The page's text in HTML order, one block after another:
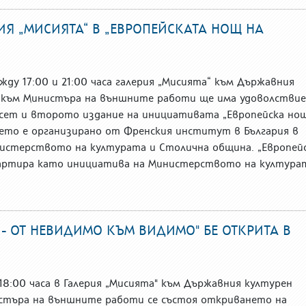
„МИСИЯТА“ В „ЕВРОПЕЙСКАТА НОЩ НА
17:00 и 21:00 часа галерия „Мисията“ към Държавния
Министъра на външните работи ще има
и второто издание на инициативата „Европейска
е организирано от Френския институт в България в
на културата и Столична община.
като инициатива на Министерството на
ОТ НЕВИДИМО КЪМ ВИДИМО" БЕ ОТКРИТА В
часа в Галерия „Мисията" към Държавния културен
на външните работи се състоя откриването на